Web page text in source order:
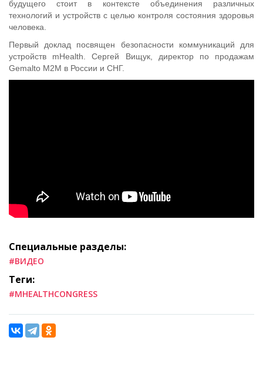
будущего стоит в контексте объединения различных
технологий и устройств с целью контроля состояния здоровья
человека.
Первый доклад посвящен безопасности коммуникаций для
устройств mHealth. Сергей Вищук, директор по продажам
Gemalto M2M в России и СНГ.
Специальные разделы:
#ВИДЕО
Теги:
#MHEALTHCONGRESS